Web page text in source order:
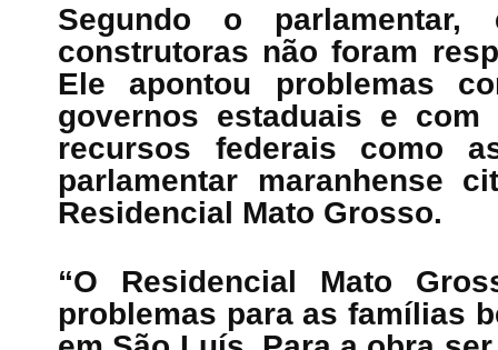
Segundo o
construtoras não foram
Ele apontou problemas
governos estaduais e
recursos federais como
parlamentar maranhense
Residencial Mato Grosso.
“O Residencial Mato
problemas para as famílias